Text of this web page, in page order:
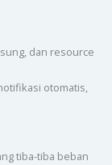
dan resource
otomatis,
tiba-tiba beban